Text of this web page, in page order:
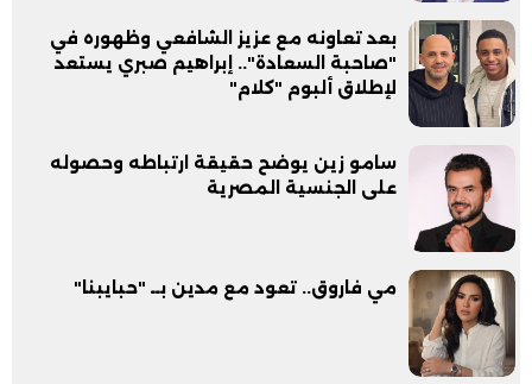
بعد تعاونه مع عزيز الشافعي وظهوره في
"صاحبة السعادة".. إبراهيم صبري يستعد
لإطلاق ألبوم "كلام"
سامو زين يوضح حقيقة ارتباطه وحصوله
على الجنسية المصرية
مي فاروق.. تعود مع مدين بــ "حبايبنا"